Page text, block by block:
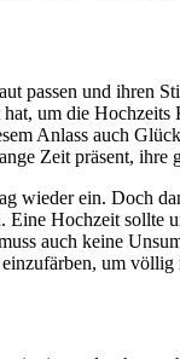
passen und ihren
um die
Anlass auch
Zeit präsent,
wieder ein. Doch
Hochzeit sollte
auch keine
um